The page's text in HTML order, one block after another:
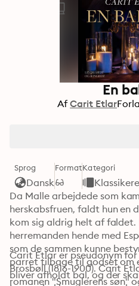
En
Af Carit Etlar
Sprog
Dansk
FormatKategori
Klassikere
Da Malle arbejdede som
herskabsfruen, faldt hun en
kom sig aldrig helt af
herremanden hende med
som de sammen kunne
parret tilbage til godset om
bliver afholdt bal, og der
Carit Etlar er pseudonym
Brosbøll (1816-1900). Carit
romanen "Smuglerens søn"